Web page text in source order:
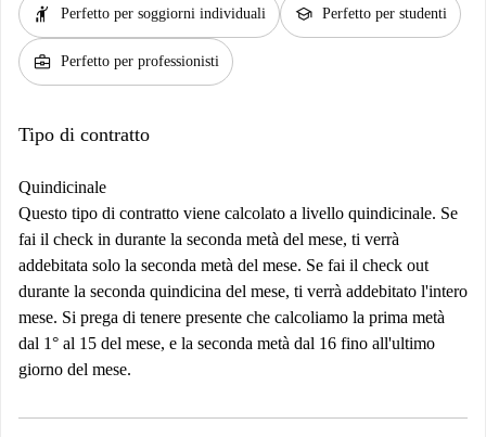
hail Perfetto per soggiorni individuali school Perfetto per studenti
business_center Perfetto per professionisti
Tipo di contratto
Quindicinale
Questo tipo di contratto viene calcolato a livello quindicinale. Se
fai il check in durante la seconda metà del mese, ti verrà
addebitata solo la seconda metà del mese. Se fai il check out
durante la seconda quindicina del mese, ti verrà addebitato l'intero
mese. Si prega di tenere presente che calcoliamo la prima metà
dal 1° al 15 del mese, e la seconda metà dal 16 fino all'ultimo
giorno del mese.